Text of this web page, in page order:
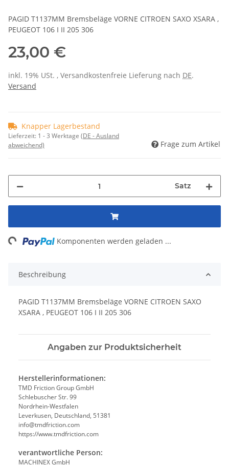
PAGID T1137MM Bremsbeläge VORNE CITROEN SAXO XSARA ,
PEUGEOT 106 I II 205 306
23,00 €
inkl. 19% USt. , Versandkostenfreie Lieferung nach DE.
Versand
Knapper Lagerbestand
Lieferzeit: 1 - 3 Werktage (DE - Ausland
abweichend)
Frage zum Artikel
Satz
Komponenten werden geladen ...
Beschreibung
PAGID T1137MM Bremsbeläge VORNE CITROEN SAXO
XSARA , PEUGEOT 106 I II 205 306
Angaben zur Produktsicherheit
Herstellerinformationen:
TMD Friction Group GmbH
Schlebuscher Str. 99
Nordrhein-Westfalen
Leverkusen, Deutschland, 51381
info@tmdfriction.com
https://www.tmdfriction.com
verantwortliche Person:
MACHINEX GmbH